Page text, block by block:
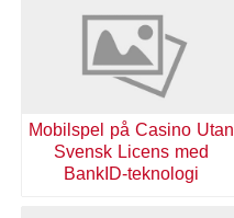
Mobilspel på Casino Utan
Svensk Licens med
BankID-teknologi